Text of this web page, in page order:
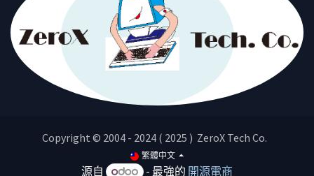
Copyright © 2004 - 2024 ( 2025 ) ZeroX Tech Co.
繁體中文
源自 - 最強的 開源電商